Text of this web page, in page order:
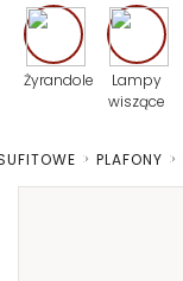
Żyrandole
Lampy
wiszące
> PLAFONY >